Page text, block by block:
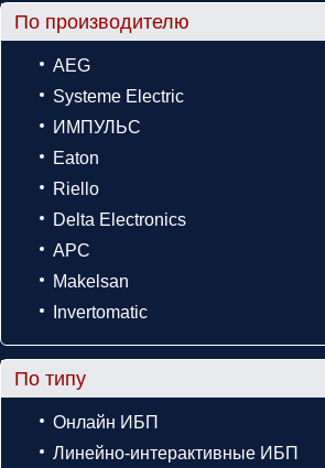
По производителю
AEG
Systeme Electric
ИМПУЛЬС
Eaton
Riello
Delta Electronics
APC
Makelsan
Invertomatic
По типу
Онлайн ИБП
Линейно-интерактивные ИБП